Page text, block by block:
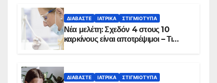
ΔΙΑΒΆΣΤΕ ΙΑΤΡΙΚΆ ΣΤΙΓΜΙΌΤΥΠΑ
Νέα μελέτη: Σχεδόν 4 στους 10
καρκίνους είναι αποτρέψιμοι – Τι
ΔΙΑΒΆΣΤΕ ΙΑΤΡΙΚΆ ΣΤΙΓΜΙΌΤΥΠΑ